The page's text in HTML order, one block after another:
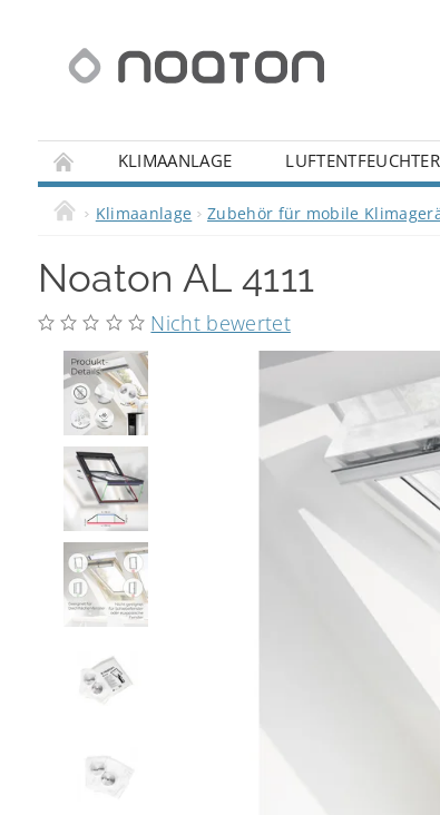
KLIMAANLAGE LUFTENTFEUCHTER
IHRE FRAGEN
Klimaanlage Zubehör für mobile
Noaton AL 4111
Nicht bewertet